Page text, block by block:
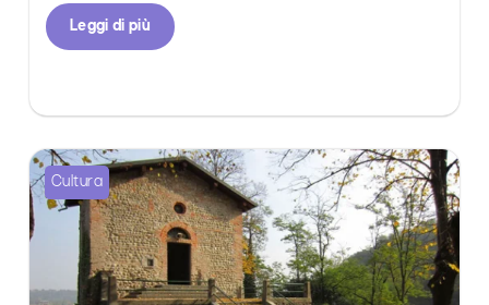
Leggi di più
Cultura